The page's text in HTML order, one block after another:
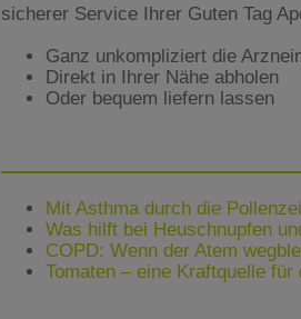
sicherer Service Ihrer Guten Tag
Ganz unkompliziert die
Direkt in Ihrer Nähe abholen
Oder bequem liefern lassen
Mit Asthma durch die
Was hilft bei Heuschnupfen
COPD: Wenn der Atem
Tomaten – eine Kraftquelle für